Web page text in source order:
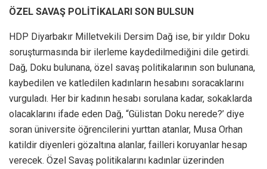
ÖZEL SAVAŞ POLİTİKALARI SON BULSUN
HDP Diyarbakır Milletvekili Dersim Dağ ise, bir yıldır Doku
soruşturmasında bir ilerleme kaydedilmediğini dile getirdi.
Dağ, Doku bulunana, özel savaş politikalarının son bulunana,
kaybedilen ve katledilen kadınların hesabını soracaklarını
vurguladı. Her bir kadının hesabı sorulana kadar, sokaklarda
olacaklarını ifade eden Dağ, “Gülistan Doku nerede?’ diye
soran üniversite öğrencilerini yurttan atanlar, Musa Orhan
katildir diyenleri gözaltına alanlar, failleri koruyanlar hesap
verecek. Özel Savaş politikalarını kadınlar üzerinden